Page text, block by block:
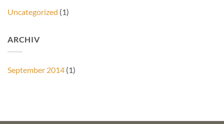
Uncategorized (1)
ARCHIV
September 2014 (1)